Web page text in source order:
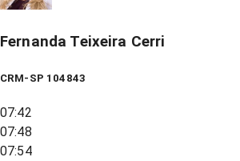
Fernanda Teixeira Cerri
CRM-SP 104843
07:42
07:48
07:54